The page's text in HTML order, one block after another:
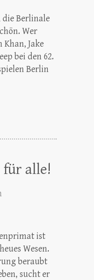
die Berlinale
Wer
Khan, Jake
bei den 62.
Berlin
alle!
ist
Wesen.
beraubt
sucht er